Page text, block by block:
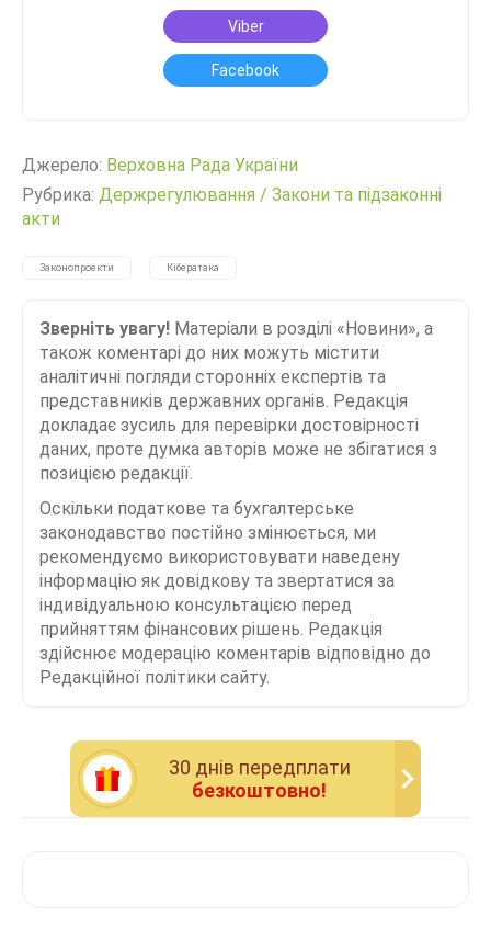
Viber
Facebook
Джерело: Верховна Рада України
Рубрика: Держрегулювання / Закони та підзаконні
акти
Законопроекти Кібератака
Зверніть увагу! Матеріали в розділі «Новини», а
також коментарі до них можуть містити
аналітичні погляди сторонніх експертів та
представників державних органів. Редакція
докладає зусиль для перевірки достовірності
даних, проте думка авторів може не збігатися з
позицією редакції.
Оскільки податкове та бухгалтерське
законодавство постійно змінюється, ми
рекомендуємо використовувати наведену
інформацію як довідкову та звертатися за
індивідуальною консультацією перед
прийняттям фінансових рішень. Редакція
здійснює модерацію коментарів відповідно до
Редакційної політики сайту.
30 днiв передплати
безкоштовно!